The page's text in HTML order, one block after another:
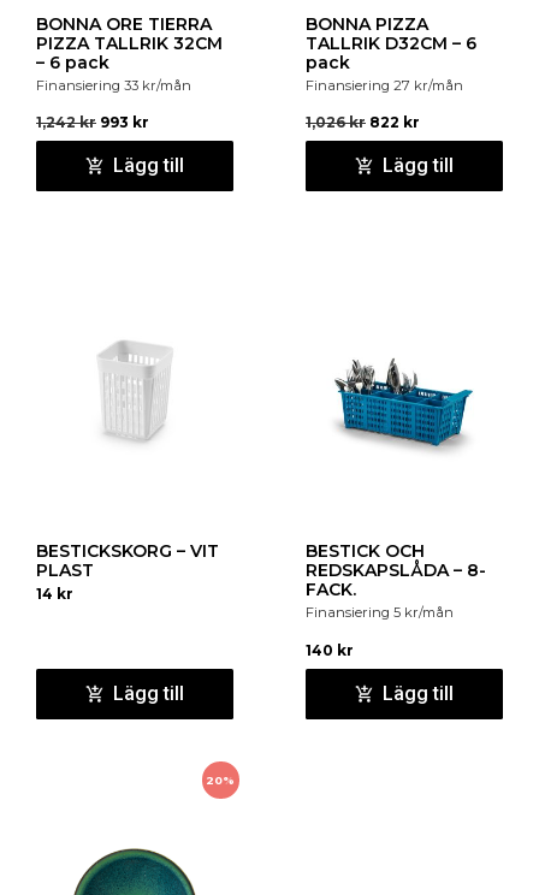
BONNA ORE TIERRA
PIZZA TALLRIK 32CM
– 6 pack
Finansiering 33 kr/mån
1,242kr 993 kr
Lägg till
BONNA PIZZA
TALLRIK D32CM – 6
pack
Finansiering 27 kr/mån
1,026kr 822 kr
Lägg till
BESTICKSKORG – VIT
PLAST
14 kr
Lägg till
BESTICK OCH
REDSKAPSLÅDA – 8-
FACK.
Finansiering 5 kr/mån
140 kr
Lägg till
20%